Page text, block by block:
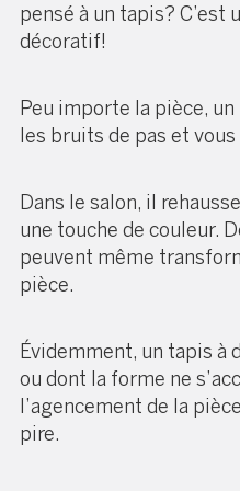
pensé à un tapis?
décoratif!
Peu importe la pièce,
les bruits de pas et
Dans le salon, il
une touche de couleur.
peuvent même
pièce.
Évidemment, un tapis à
ou dont la forme ne
l’agencement de la
pire.